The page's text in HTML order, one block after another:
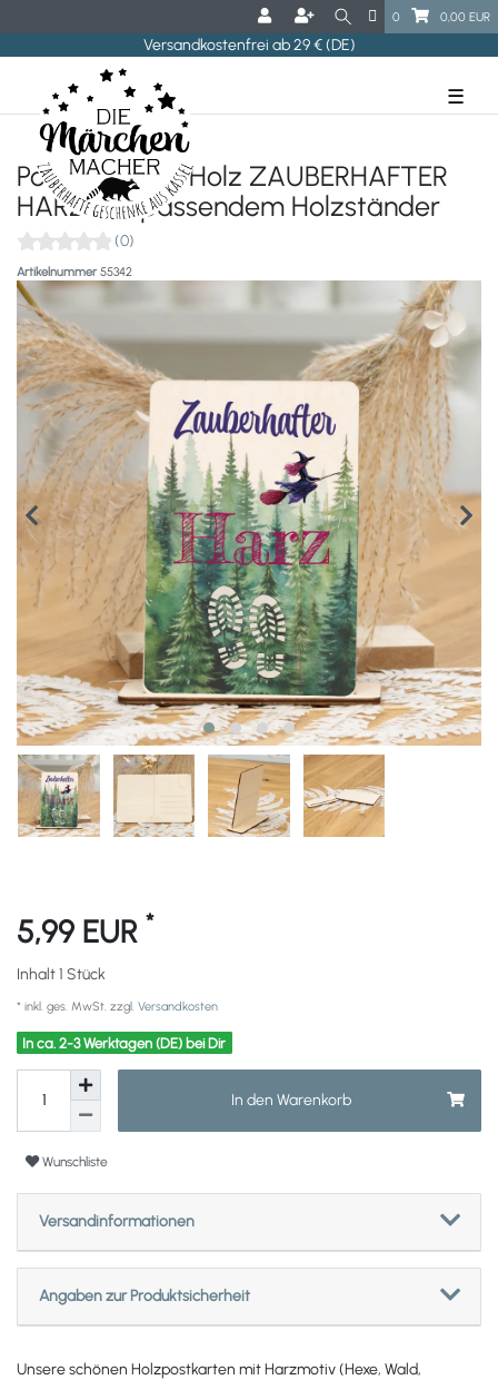
0 0,00 EUR
Versandkostenfrei ab 29 € (DE)
☰
Postkarte aus Holz ZAUBERHAFTER
HARZ mit passendem Holzständer
(0)
Artikelnummer 55342
5,99 EUR *
Inhalt1 Stück
* inkl. ges. MwSt. zzgl. Versandkosten
In ca. 2-3 Werktagen (DE) bei Dir
In den Warenkorb
Wunschliste
Versandinformationen
Angaben zur Produktsicherheit
Unsere schönen Holzpostkarten mit Harzmotiv (Hexe, Wald,